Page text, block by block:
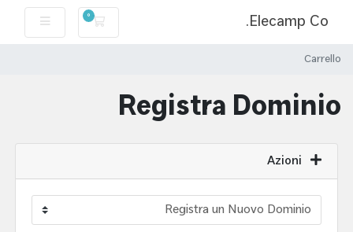
Elecamp Co.
0
Carrello
Carrello
Registra Dominio